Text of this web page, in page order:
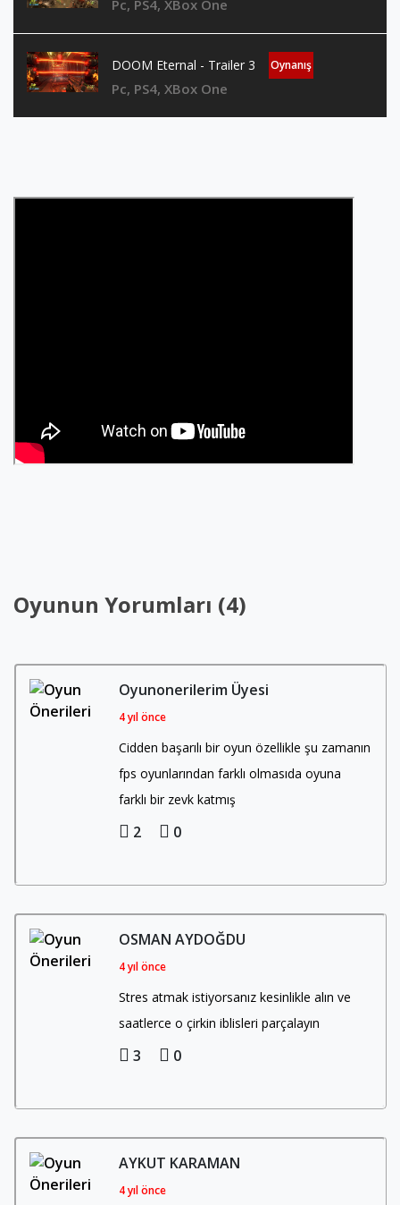
Pc, PS4, XBox One
DOOM Eternal - Trailer 3
Pc, PS4, XBox One
Oynanış
Oyunun Yorumları (4)
Oyunonerilerim Üyesi
4 yıl önce
Cidden başarılı bir oyun özellikle şu zamanın
fps oyunlarından farklı olmasıda oyuna
farklı bir zevk katmış
2 0
OSMAN AYDOĞDU
4 yıl önce
Stres atmak istiyorsanız kesinlikle alın ve
saatlerce o çirkin iblisleri parçalayın
3 0
AYKUT KARAMAN
4 yıl önce